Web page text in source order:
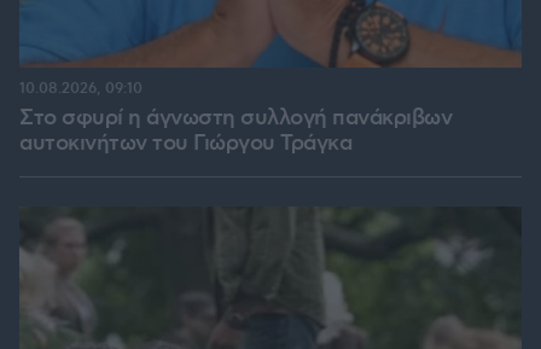
Στο σφυρί η άγνωστη συλλογή πανάκριβων
αυτοκινήτων του Γιώργου Τράγκα
10.08.2026, 09:10